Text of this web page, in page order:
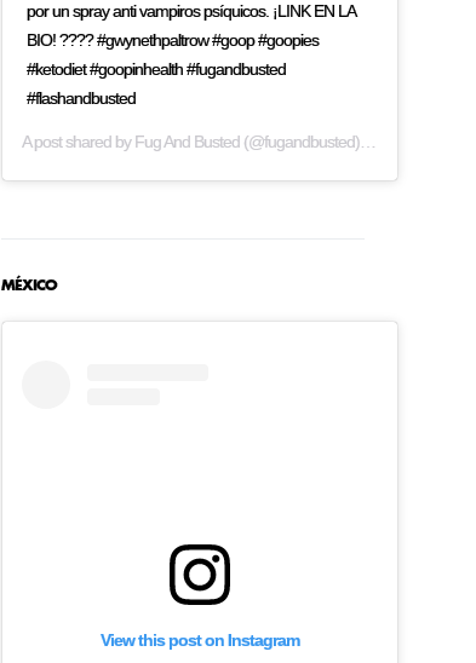
por un spray anti vampiros psíquicos. ¡LINK EN LA
BIO! ???? #gwynethpaltrow #goop #goopies
#ketodiet #goopinhealth #fugandbusted
#flashandbusted
A post shared byFug And Busted(@fugandbusted) on
MÉXICO
View this post on Instagram